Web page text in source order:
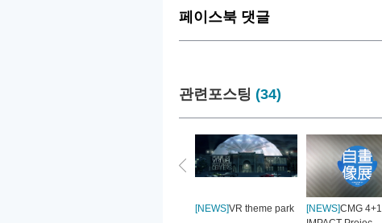
페이스북 댓글
관련포스팅 (34)
[NEWS]VR theme park [NEWS]CMG 4+1